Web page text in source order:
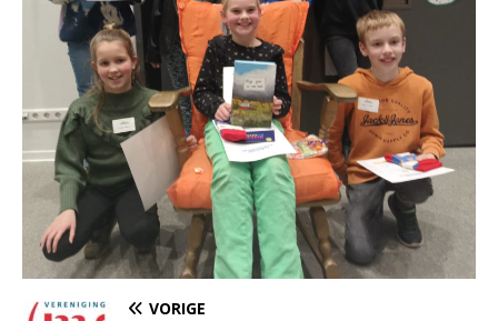
VORIGE